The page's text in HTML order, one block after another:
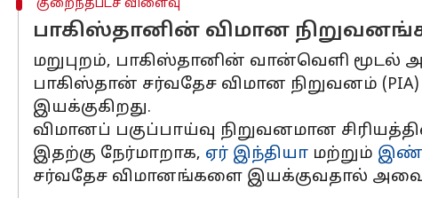
குறைந்தபட்ச விளைவு
பாகிஸ்தானின் விமான
மறுபுறம், பாகிஸ்தானின் வான்வெளி மூடல்
பாகிஸ்தான் சர்வதேச விமான நிறுவனம்
இயக்குகிறது.
விமானப் பகுப்பாய்வு நிறுவனமான
இதற்கு நேர்மாறாக, ஏர் இந்தியா மற்றும்
சர்வதேச விமானங்களை இயக்குவதால் அவை